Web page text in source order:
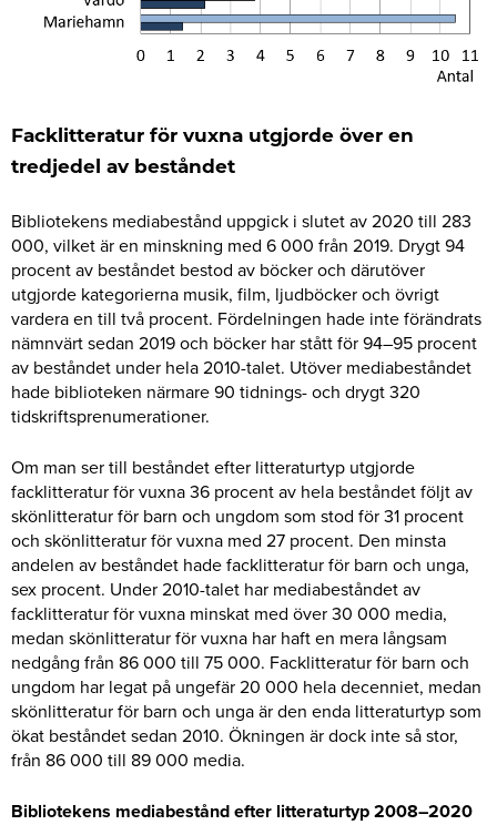
Facklitteratur för vuxna utgjorde över en
tredjedel av beståndet
Bibliotekens mediabestånd uppgick i slutet av 2020 till 283
000, vilket är en minskning med 6 000 från 2019. Drygt 94
procent av beståndet bestod av böcker och därutöver
utgjorde kategorierna musik, film, ljudböcker och övrigt
vardera en till två procent. Fördelningen hade inte förändrats
nämnvärt sedan 2019 och böcker har stått för 94–95 procent
av beståndet under hela 2010-talet. Utöver mediabeståndet
hade biblioteken närmare 90 tidnings- och drygt 320
tidskriftsprenumerationer.
Om man ser till beståndet efter litteraturtyp utgjorde
facklitteratur för vuxna 36 procent av hela beståndet följt av
skönlitteratur för barn och ungdom som stod för 31 procent
och skönlitteratur för vuxna med 27 procent. Den minsta
andelen av beståndet hade facklitteratur för barn och unga,
sex procent. Under 2010-talet har mediabeståndet av
facklitteratur för vuxna minskat med över 30 000 media,
medan skönlitteratur för vuxna har haft en mera långsam
nedgång från 86 000 till 75 000. Facklitteratur för barn och
ungdom har legat på ungefär 20 000 hela decenniet, medan
skönlitteratur för barn och unga är den enda litteraturtyp som
ökat beståndet sedan 2010. Ökningen är dock inte så stor,
från 86 000 till 89 000 media.
Bibliotekens mediabestånd efter litteraturtyp 2008–2020